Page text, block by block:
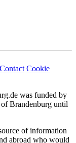
Contact Cookie
was funded by
of Brandenburg until
of information
abroad who would